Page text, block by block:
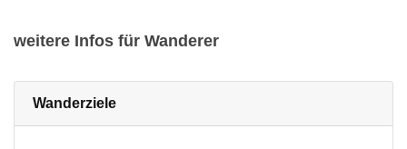
weitere Infos für Wanderer
Wanderziele